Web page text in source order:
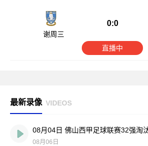
谢周三
0:0
直播中
最新录像 VIDEOS
08月06日